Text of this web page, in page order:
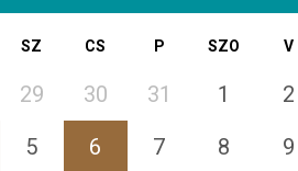
SZ CS P SZO V
29 30 31 1
2
5 6 7 8 9